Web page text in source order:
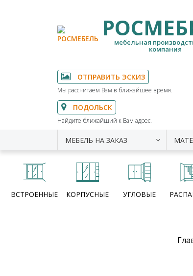
мебельная
компания
ОТПРАВИТЬ ЭСКИЗ
Мы рассчитаем Вам в ближайшее время.
ПОДОЛЬСК
Найдите ближайший к Вам адрес.
МЕБЕЛЬ НА ЗАКАЗ
ВСТРОЕННЫЕ КОРПУСНЫЕ УГЛОВЫЕ